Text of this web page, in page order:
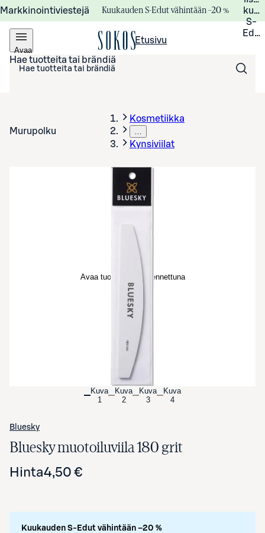
Markkinointiviestejä Kuukauden S-Edut vähintään –20 %
S-
Avaa
valikko
Etusivu
Hae tuotteita tai brändiä
Murupolku
Kosmetiikka
…
Kynsiviilat
Avaa tuotekuva suurennettuna
Kuva
1
Kuva
2
Kuva
3
Kuva
4
Bluesky
Bluesky muotoiluviila 180 grit
Hinta4,50 €
Kuukauden S-Edut vähintään –20 %